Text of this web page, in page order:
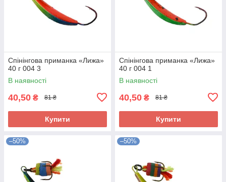
Спінінгова приманка «Лижа»
40 г 004 3
В наявності
40,50 ₴ 81 ₴
Купити
Спінінгова приманка «Лижа»
40 г 004 1
В наявності
40,50 ₴ 81 ₴
Купити
–50% –50%